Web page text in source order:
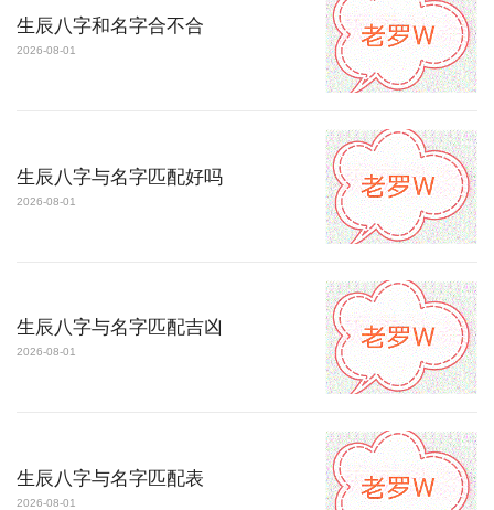
生辰八字和名字合不合
2026-08-01
生辰八字与名字匹配好吗
2026-08-01
生辰八字与名字匹配吉凶
2026-08-01
生辰八字与名字匹配表
2026-08-01